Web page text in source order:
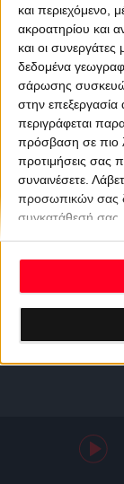
και περιεχόμενο,
ακροατηρίου και
και οι
δεδομένα
σάρωσης
στην
περιγράφεται
πρόσβαση σε πιο
προτιμήσεις σας
συναινέσετε.
προσωπικών σας
συγκατάθεσή σας,
ανακαλέσετε τη
επιστρέφοντας σε
κουμπί